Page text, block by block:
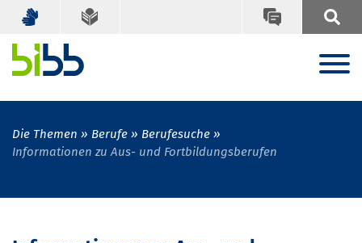
Die Themen Berufe
Berufesuche
Informationen zu Aus- und Fortbildungsberufen